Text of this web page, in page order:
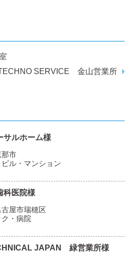
SERVICE 金山営業所
サルホーム様
市
ル・マンション
科医院様
屋市瑞穂区
・病院
JAPAN 緑営業所様